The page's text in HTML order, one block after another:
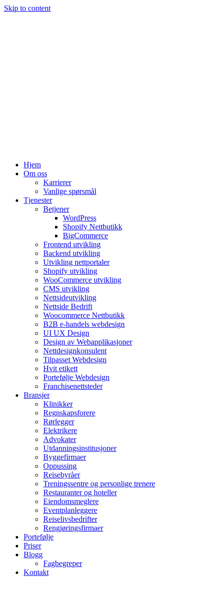
Skip to content
Hjem
Om oss
Karrierer
Vanlige spørsmål
Tjenester
Betjener
WordPress
Shopify Nettbutikk
BigCommerce
Frontend utvikling
Backend utvikling
Utvikling nettportaler
Shopify utvikling
WooCommerce utvikling
CMS utvikling
Nettsideutvikling
Nettside Bedrift
Woocommerce Nettbutikk
B2B e-handels webdesign
UI UX Design
Design av Webapplikasjoner
Nettdesignkonsulent
Tilpasset Webdesign
Hvit etikett
Portefølje Webdesign
Franchisenettsteder
Bransjer
Klinikker
Regnskapsforere
Rørlegger
Elektrikere
Advokater
Utdanningsinstitusjoner
Byggefirmaer
Oppussing
Reisebyråer
Treningssentre og personlige trenere
Restauranter og hoteller
Eiendomsmeglere
Eventplanleggere
Reiselivsbedrifter
Rengjøringsfirmaer
Portefølje
Priser
Blogg
Fagbegreper
Kontakt